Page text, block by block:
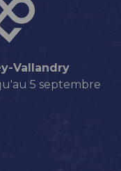
Vallandry
5 septembre